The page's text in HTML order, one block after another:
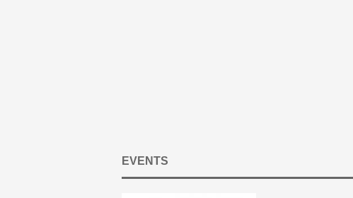
EVENTS